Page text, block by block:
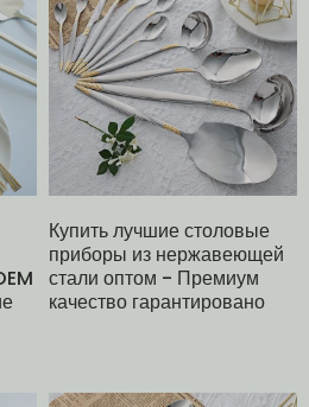
Купить лучшие столовые
приборы из нержавеющей
стали оптом - Премиум
качество гарантировано